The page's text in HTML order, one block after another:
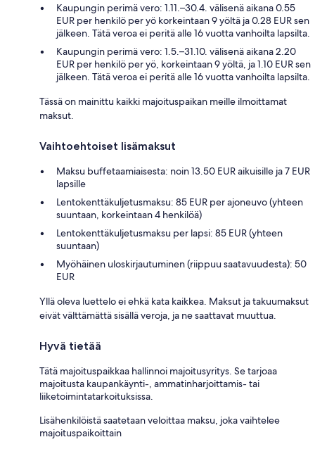
Kaupungin perimä vero: 1.11.–30.4. välisenä aikana 0.55
EUR per henkilö per yö korkeintaan 9 yöltä ja 0.28 EUR sen
jälkeen. Tätä veroa ei peritä alle 16 vuotta vanhoilta lapsilta.
Kaupungin perimä vero: 1.5.–31.10. välisenä aikana 2.20
EUR per henkilö per yö, korkeintaan 9 yöltä, ja 1.10 EUR sen
jälkeen. Tätä veroa ei peritä alle 16 vuotta vanhoilta lapsilta.
Tässä on mainittu kaikki majoituspaikan meille ilmoittamat
maksut.
Vaihtoehtoiset lisämaksut
Maksu buffetaamiaisesta: noin 13.50 EUR aikuisille ja 7 EUR
lapsille
Lentokenttäkuljetusmaksu: 85 EUR per ajoneuvo (yhteen
suuntaan, korkeintaan 4 henkilöä)
Lentokenttäkuljetusmaksu per lapsi: 85 EUR (yhteen
suuntaan)
Myöhäinen uloskirjautuminen (riippuu saatavuudesta): 50
EUR
Yllä oleva luettelo ei ehkä kata kaikkea. Maksut ja takuumaksut
eivät välttämättä sisällä veroja, ja ne saattavat muuttua.
Hyvä tietää
Tätä majoituspaikkaa hallinnoi majoitusyritys. Se tarjoaa
majoitusta kaupankäynti-, ammatinharjoittamis- tai
liiketoimintatarkoituksissa.
Lisähenkilöistä saatetaan veloittaa maksu, joka vaihtelee
majoituspaikoittain